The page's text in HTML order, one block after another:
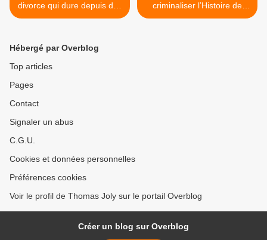
divorce qui dure depuis des
décennies
criminaliser l’Histoire de
France >
Hébergé par Overblog
Top articles
Pages
Contact
Signaler un abus
C.G.U.
Cookies et données personnelles
Préférences cookies
Voir le profil de Thomas Joly sur le portail Overblog
Créer un blog sur Overblog